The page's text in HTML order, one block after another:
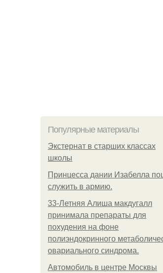
Популярные материалы
Экстернат в старших классах
школы
Принцесса дании Изабелла
служить в армию.
33-Летняя Алиша макдугалл
принимала препараты для
похудения на фоне
полиэндокринного
овариального синдрома.
Автомобиль в центре Москвы